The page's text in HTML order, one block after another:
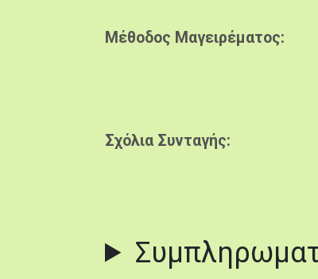
Μέθοδος Μαγειρέματος
Σχόλια Συνταγής